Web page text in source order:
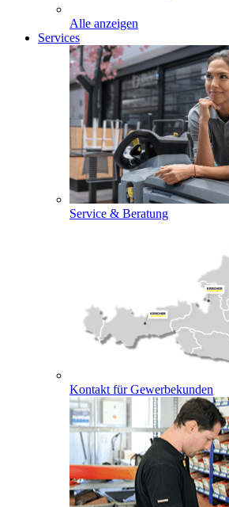
Alle anzeigen
Services
Service & Beratung
Kontakt für Gewerbekunden